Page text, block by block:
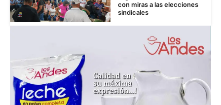
con miras a las elecciones
sindicales